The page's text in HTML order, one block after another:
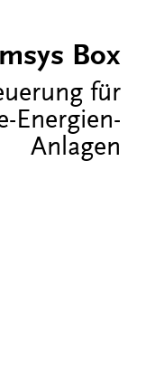
Box
für
Energien-
Anlagen